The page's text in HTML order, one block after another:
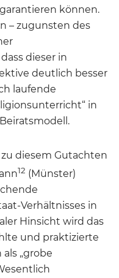
können.
– zugunsten des
dieser in
deutlich besser
laufende
in
diesem Gutachten
12 (Münster)
Verhältnisses in
Hinsicht wird das
und praktizierte
„grobe